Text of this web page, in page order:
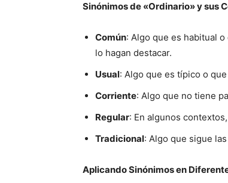
Sinónimos de «Ordinario» y sus
Común: Algo que es habitual
lo hagan destacar.
Usual: Algo que es típico o
Corriente: Algo que no tiene
Regular: En algunos
Tradicional: Algo que sigue
Aplicando Sinónimos en